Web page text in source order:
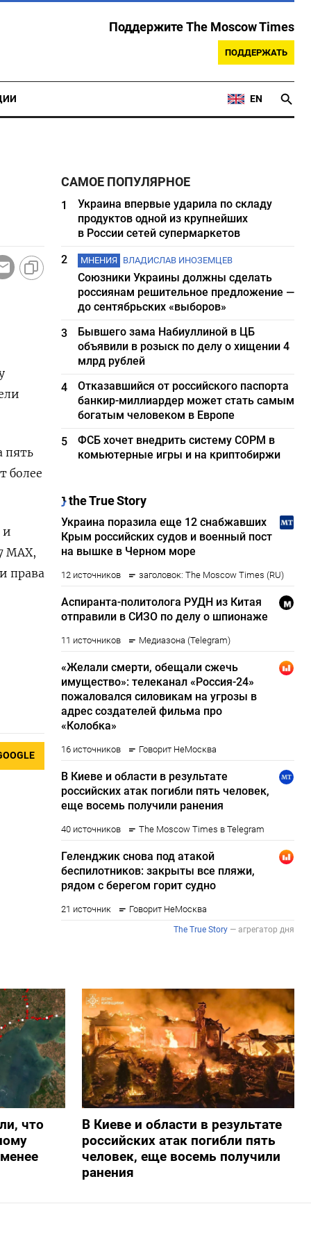
Поддержите The Moscow Times
ПОДДЕРЖАТЬ
EN
пять
более
и
MAX,
права
САМОЕ ПОПУЛЯРНОЕ
1
Украина впервые ударила по складу
продуктов одной из крупнейших
в России сетей супермаркетов
2
МНЕНИЯ ВЛАДИСЛАВ ИНОЗЕМЦЕВ
Союзники Украины должны сделать
россиянам решительное предложение —
до сентябрьских «выборов»
3
Бывшего зама Набиуллиной в ЦБ
объявили в розыск по делу о хищении 4
млрд рублей
4
Отказавшийся от российского паспорта
банкир-миллиардер может стать самым
богатым человеком в Европе
5
ФСБ хочет внедрить систему СОРМ в
комьютерные игры и на криптобиржи
что
В Киеве и области в результате
российских атак погибли пять
человек, еще восемь получили
ранения